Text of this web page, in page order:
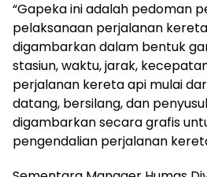
“Gapeka ini adalah pedoman
pelaksanaan perjalanan
digambarkan dalam bentuk
stasiun, waktu, jarak,
perjalanan kereta api mulai
datang, bersilang, dan
digambarkan secara grafis
pengendalian perjalanan